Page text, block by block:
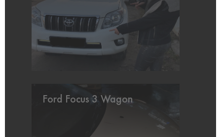
Ford Focus 3 Wagon